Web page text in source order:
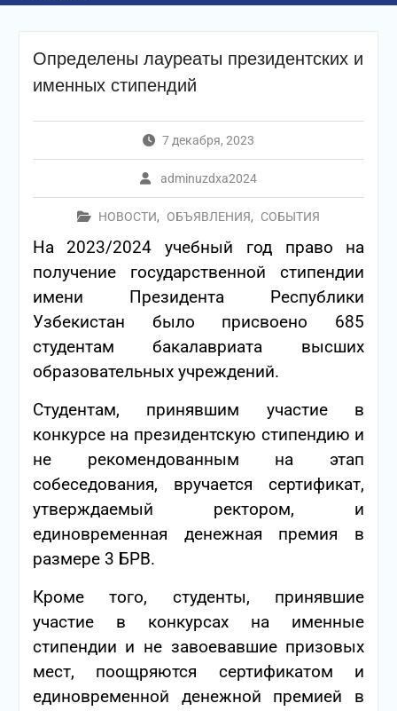
Определены лауреаты президентских и
именных стипендий
7 декабря, 2023
adminuzdxa2024
НОВОСТИ, ОБЪЯВЛЕНИЯ, СОБЫТИЯ
На 2023/2024 учебный год право на
получение государственной стипендии
имени Президента Республики
Узбекистан было присвоено 685
студентам бакалавриата высших
образовательных учреждений.
Студентам, принявшим участие в
конкурсе на президентскую стипендию и
не рекомендованным на этап
собеседования, вручается сертификат,
утверждаемый ректором, и
единовременная денежная премия в
размере 3 БРВ.
Кроме того, студенты, принявшие
участие в конкурсах на именные
стипендии и не завоевавшие призовых
мест, поощряются сертификатом и
единовременной денежной премией в